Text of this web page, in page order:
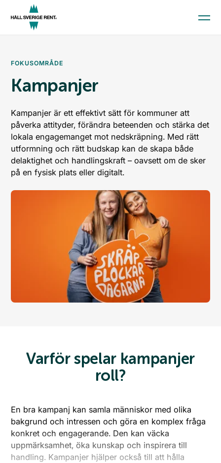
Till startsidan
Skola och förskola
Kommun
Företag
Kommunindex
Medlemskap
FOKUSOMRÅDE
Kampanjer
Kampanjer är ett effektivt sätt för kommuner att
påverka attityder, förändra beteenden och stärka det
lokala engagemanget mot nedskräpning. Med rätt
utformning och rätt budskap kan de skapa både
delaktighet och handlingskraft – oavsett om de sker
på en fysisk plats eller digitalt.
Varför spelar kampanjer
roll?
En bra kampanj kan samla människor med olika
bakgrund och intressen och göra en komplex fråga
konkret och engagerande. Den kan väcka
uppmärksamhet, öka kunskap och inspirera till
handling. Kampanjer hjälper också till att hålla